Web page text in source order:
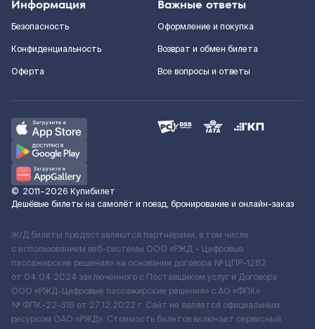
Информация
Безопасность
Конфиденциальность
Оферта
Важные ответы
Оформление и покупка
Возврат и обмен билета
Все вопросы и ответы
© 2011–2026 Купибилет
Дешёвые билеты на самолёт и поезд, бронирование и онлайн-заказ
Ж/Д билеты предоставляются партнёрами, в том числе
с использованием веб-системы ООО «РЖД – Цифровые
пассажирские решения» на основании договора № ЦПР-1282
от 04.04.2024 заключенного с Поставщиком услуг и Договора
ООО «РЖД-Цифровые пассажирские решения» c АО «ФПК»
№ ФПК-22-316 от 27.12.2022 г. Сайт не является официальным
ресурсом ОАО «РЖД». Стоимость билетов включает сервисный